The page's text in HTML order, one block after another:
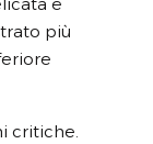
e
più
critiche.